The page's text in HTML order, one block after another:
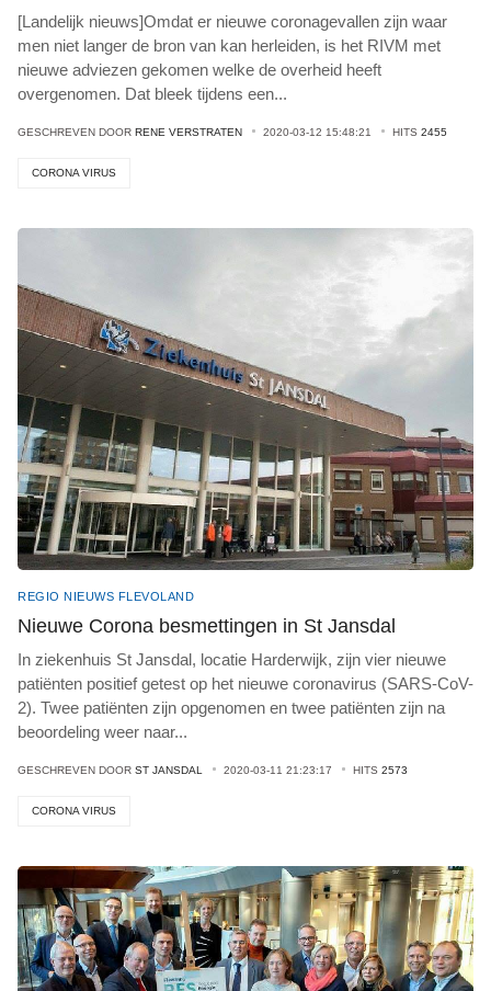
[Landelijk nieuws]Omdat er nieuwe coronagevallen zijn waar
men niet langer de bron van kan herleiden, is het RIVM met
nieuwe adviezen gekomen welke de overheid heeft
overgenomen. Dat bleek tijdens een...
GESCHREVEN DOOR RENE VERSTRATEN 2020-03-12 15:48:21 HITS 2455
CORONA VIRUS
REGIO NIEUWS FLEVOLAND
Nieuwe Corona besmettingen in St Jansdal
In ziekenhuis St Jansdal, locatie Harderwijk, zijn vier nieuwe
patiënten positief getest op het nieuwe coronavirus (SARS-CoV-
2). Twee patiënten zijn opgenomen en twee patiënten zijn na
beoordeling weer naar...
GESCHREVEN DOOR ST JANSDAL 2020-03-11 21:23:17 HITS 2573
CORONA VIRUS